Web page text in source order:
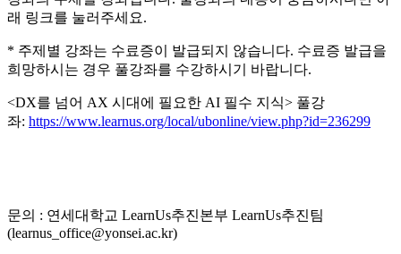
래 링크를 눌러주세요.
* 주제별 강좌는 수료증이 발급되지 않습니다. 수료증 발급을
희망하시는 경우 풀강좌를 수강하시기 바랍니다.
<DX를 넘어 AX 시대에 필요한 AI 필수 지식> 풀강
좌: https://www.learnus.org/local/ubonline/view.php?id=236299
문의 : 연세대학교 LearnUs추진본부 LearnUs추진팀
(learnus_office@yonsei.ac.kr)